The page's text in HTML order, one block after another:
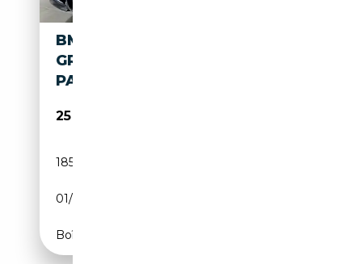
BMW 640 640 D X-DRIVE
GRAN COUPE, M-
PAKET,PANO,VOLL,TOP
25 390€
185 000 km
01/2016
Boîte automatique